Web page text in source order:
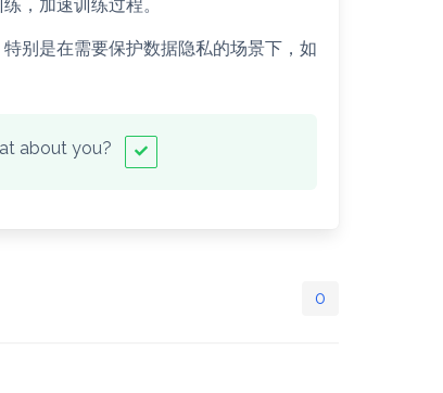
，加速训练过程。
别是在需要保护数据隐私的场景下，如
about you?
0